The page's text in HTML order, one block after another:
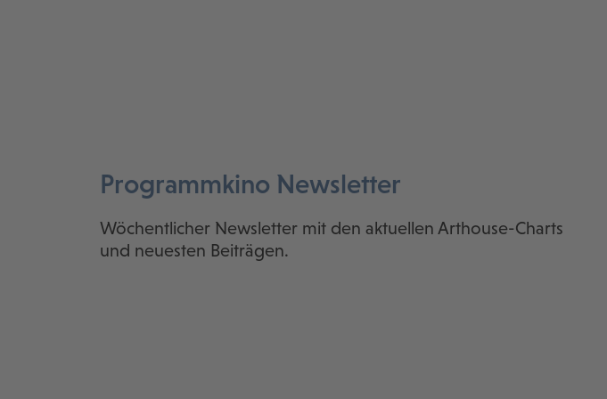
Programmkino Newsletter
Wöchentlicher Newsletter mit den aktuellen Arthouse-Charts
und neuesten Beiträgen.